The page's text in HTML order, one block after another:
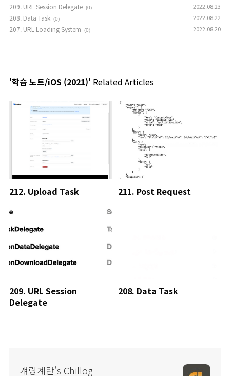
209. URL Session Delegate (0) 2022.08.23
208. Data Task (0) 2022.08.22
207. URL Loading System (0) 2022.08.20
'학습 노트/iOS (2021)' Related Articles
212. Upload Task 211. Post Request
209. URL Session
Delegate
208. Data Task
걔랑계란's Chillog